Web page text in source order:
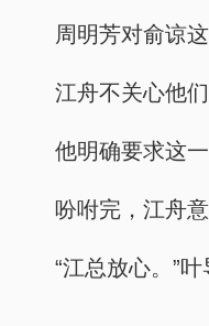
周明芳对俞谅
江舟不关心他
他明确要求这
吩咐完，江舟
“江总放心。”